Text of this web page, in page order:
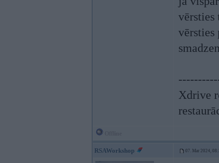
vērsties
vērsties
Xdrive
RSAWorkshop 07. Mar 2024,